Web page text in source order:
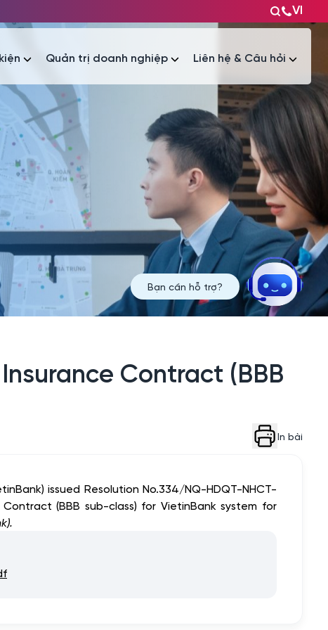
VI
Quản trị doanh nghiệp Liên hệ & Câu hỏi
Tài liệu
Contract (BBB
In bài
issued Resolution No.334/NQ-HDQT-NHCT-
(BBB sub-class) for VietinBank system for
.
Bạn cần hỗ trợ?